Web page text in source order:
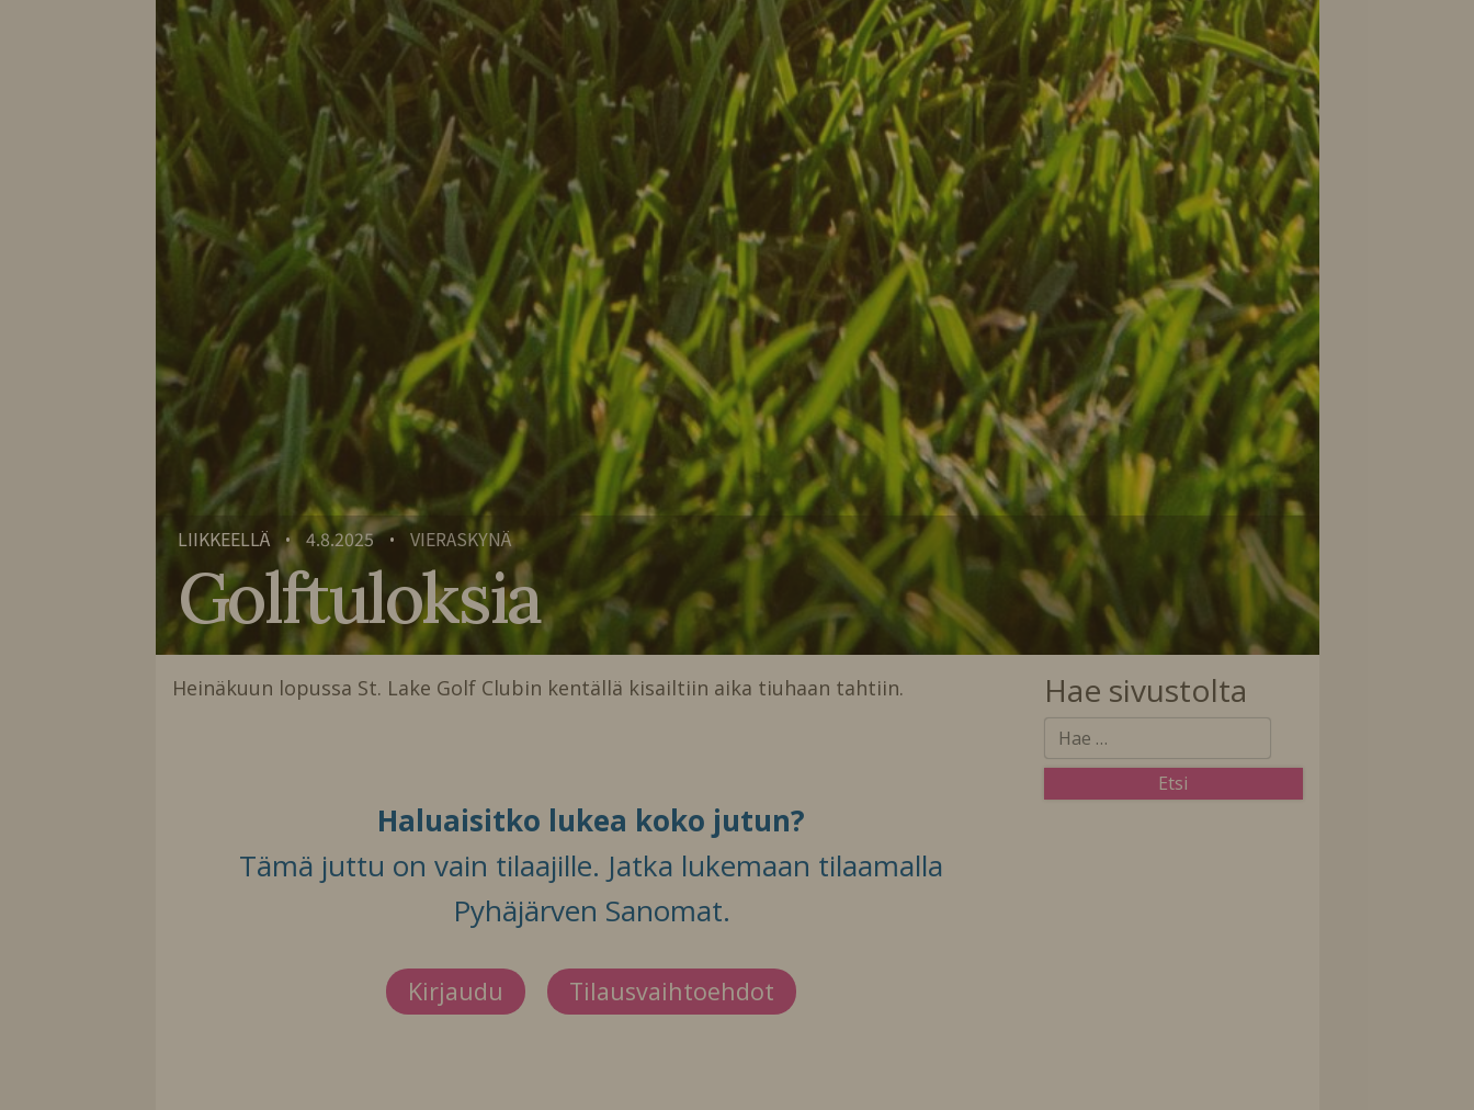
LIIKKEELLÄ • 4.8.2025 • VIERASKYNÄ
Golftuloksia
Heinäkuun lopussa St. Lake Golf Clubin kentällä kisailtiin aika tiuhaan tahtiin.
Haluaisitko lukea koko jutun?
Tämä juttu on vain tilaajille. Jatka lukemaan tilaamalla
Pyhäjärven Sanomat.
Kirjaudu Tilausvaihtoehdot
Hae sivustolta